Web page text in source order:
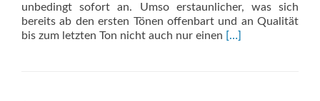
unbedingt sofort an. Umso erstaunlicher, was sich
bereits ab den ersten Tönen offenbart und an Qualität
bis zum letzten Ton nicht auch nur einen Read
[…]